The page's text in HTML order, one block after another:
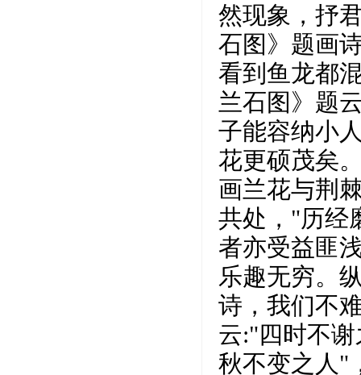
然现象，抒
石图》题画
看到鱼龙都
兰石图》题
子能容纳小
花更硕茂矣
画兰花与荆
共处，"历经
者亦受益匪
乐趣无穷。
诗，我们不
云:"四时不
秋不变之人"